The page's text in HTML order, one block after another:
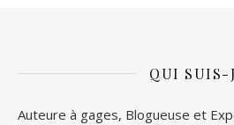
QUI SUIS-
Auteure à gages, Blogueuse et